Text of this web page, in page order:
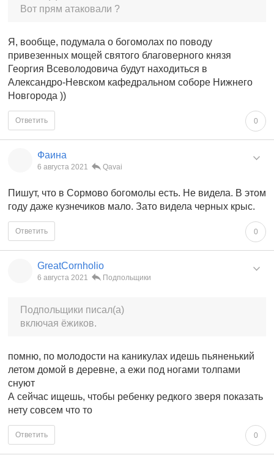
Вот прям атаковали ?
Я, вообще, подумала о богомолах по поводу
привезенных мощей святого благоверного князя
Георгия Всеволодовича будут находиться в
Александро-Невском кафедральном соборе Нижнего
Новгорода ))
0
Ответить
Фаина
6 августа 2021 Qavai
Пишут, что в Сормово богомолы есть. Не видела. В этом
году даже кузнечиков мало. Зато видела черных крыс.
0
Ответить
GreatCornholio
6 августа 2021 Подпольщики
Подпольщики писал(а)
включая ёжиков.
помню, по молодости на каникулах идешь пьяненький
летом домой в деревне, а ежи под ногами толпами
снуют
А сейчас ищешь, чтобы ребенку редкого зверя показать
нету совсем что то
0
Ответить